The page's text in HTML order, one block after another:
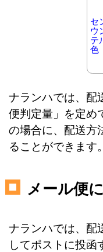
セ
ウ
テ
色
ナランハでは、配
便判定量」を定め
の場合に、配送方
ることができます。
メール便
ナランハでは、配
してポストに投函